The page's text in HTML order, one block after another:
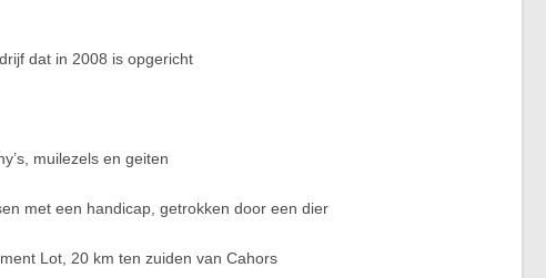
dat in 2008 is opgericht
muilezels en geiten
met een handicap, getrokken door een dier
Lot, 20 km ten zuiden van Cahors